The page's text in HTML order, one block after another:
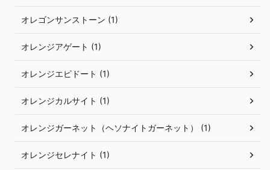
オレゴンサンストーン (1)
オレンジアゲート (1)
オレンジエピドート (1)
オレンジカルサイト (1)
オレンジガーネット（ヘソナイトガーネット） (1)
オレンジセレナイト (1)